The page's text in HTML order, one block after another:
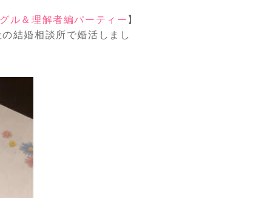
ル＆理解者編パーティー 】
結婚相談所で婚活しまし